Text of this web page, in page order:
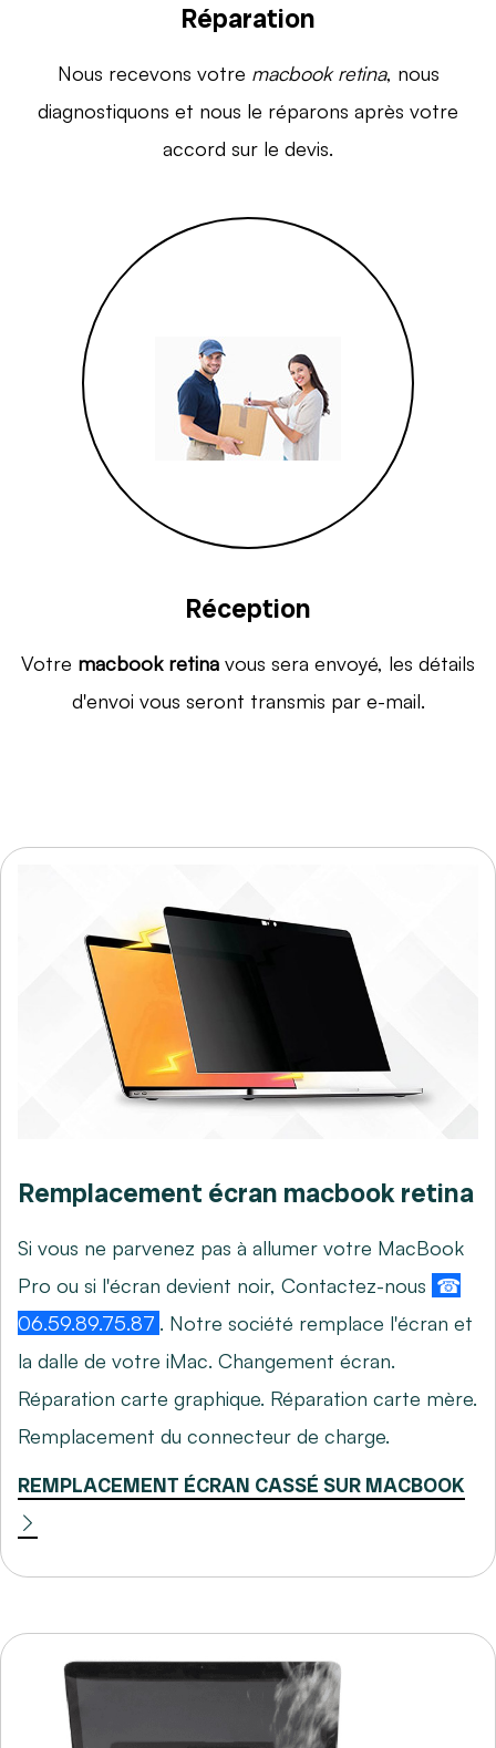
Réparation
Nous recevons votre macbook retina, nous
diagnostiquons et nous le réparons après votre
accord sur le devis.
Réception
Votre macbook retina vous sera envoyé, les détails
d'envoi vous seront transmis par e-mail.
Remplacement écran macbook retina
Si vous ne parvenez pas à allumer votre MacBook
Pro ou si l'écran devient noir, Contactez-nous ☎
06.59.89.75.87 . Notre société remplace l'écran et
la dalle de votre iMac. Changement écran.
Réparation carte graphique. Réparation carte mère.
Remplacement du connecteur de charge.
REMPLACEMENT ÉCRAN CASSÉ SUR MACBOOK